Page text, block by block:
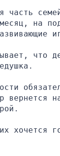
часть
на
что
вернется
хочется